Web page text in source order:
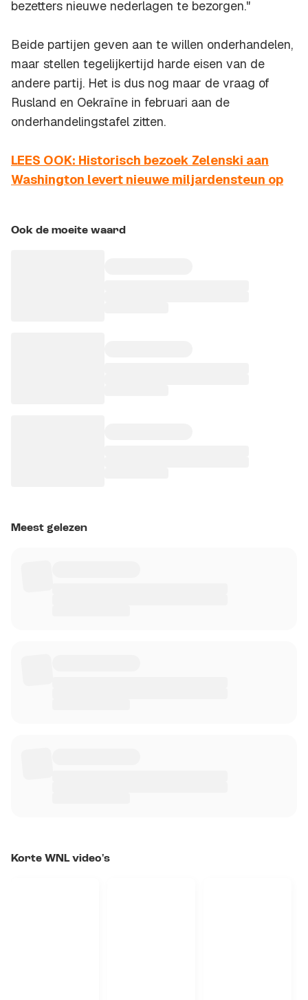
bezetters nieuwe nederlagen te bezorgen."
Beide partijen geven aan te willen onderhandelen,
maar stellen tegelijkertijd harde eisen van de
andere partij. Het is dus nog maar de vraag of
Rusland en Oekraïne in februari aan de
onderhandelingstafel zitten.
LEES OOK: Historisch bezoek Zelenski aan
Washington levert nieuwe miljardensteun op
Ook de moeite waard
Meest gelezen
Korte WNL video's